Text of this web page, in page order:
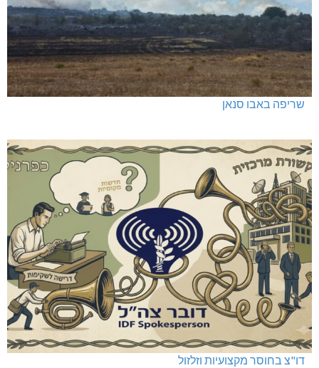
שריפה באבו סנאן
דו"צ בחוסר מקצועיות וזלזול